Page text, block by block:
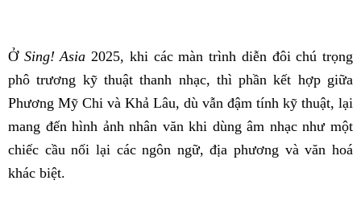
Ở Sing! Asia 2025, khi các màn trình diễn đôi chú trọng
phô trương kỹ thuật thanh nhạc, thì phần kết hợp giữa
Phương Mỹ Chi và Khả Lâu, dù vẫn đậm tính kỹ thuật, lại
mang đến hình ảnh nhân văn khi dùng âm nhạc như một
chiếc cầu nối lại các ngôn ngữ, địa phương và văn hoá
khác biệt.